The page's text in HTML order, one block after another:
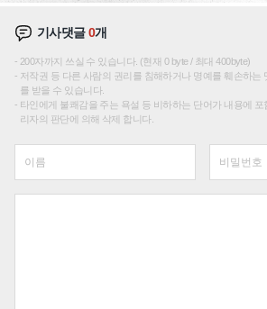
기사댓글0개
200자까지 쓰실 수 있습니다. (현재 0 byte / 최대 400byte)
저작권 등 다른 사람의 권리를 침해하거나 명예를 훼손하는
를 받을 수 있습니다.
타인에게 불쾌감을 주는 욕설 등 비하하는 단어가 내용에
리자의 판단에 의해 삭제 합니다.